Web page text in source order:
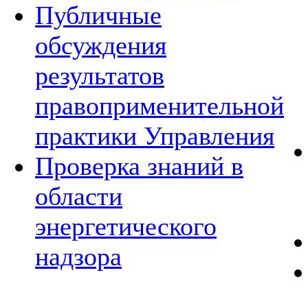
Публичные
обсуждения
результатов
правоприменительной
практики Управления
Проверка знаний в
области
энергетического
надзора